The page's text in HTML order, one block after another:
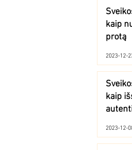
kaip
protą
2023-12-
kaip
2023-12-